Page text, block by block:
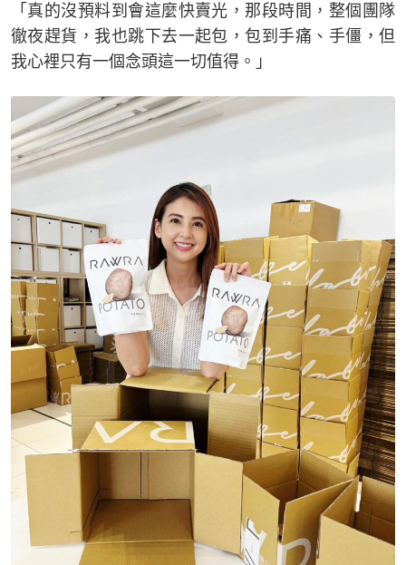
「真的沒預料到會這麼快賣光，那段時間，整個團隊
徹夜趕貨，我也跳下去一起包，包到手痛、手僵，但
我心裡只有一個念頭這一切值得。」